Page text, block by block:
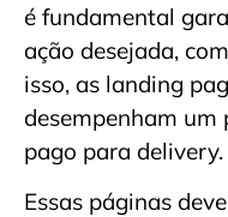
é fundamental
ação desejada,
isso, as landing
desempenham
pago para delivery.
Essas páginas